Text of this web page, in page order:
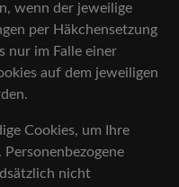
wenn der jeweilige
per Häkchensetzung
nur im Falle einer
auf dem jeweiligen
Cookies, um Ihre
nicht